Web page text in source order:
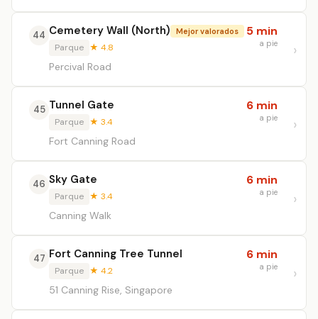
44 Cemetery Wall (North) Mejor valorados
Parque ★ 4.8
Percival Road
5 min
a pie
45 Tunnel Gate
Parque ★ 3.4
Fort Canning Road
6 min
a pie
46 Sky Gate
Parque ★ 3.4
Canning Walk
6 min
a pie
47 Fort Canning Tree Tunnel
Parque ★ 4.2
51 Canning Rise, Singapore
6 min
a pie